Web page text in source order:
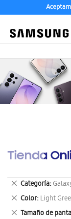
Tienda
Categoría
Eliminar
este
artículo
Color Light
Eliminar
este
Tamaño de
Eliminar